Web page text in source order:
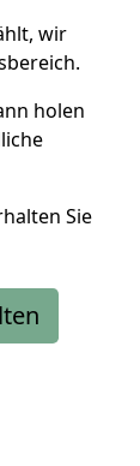
wir
holen
Sie